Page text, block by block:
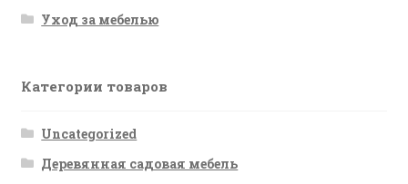
Уход за мебелью
Категории товаров
Uncategorized
Деревянная садовая мебель